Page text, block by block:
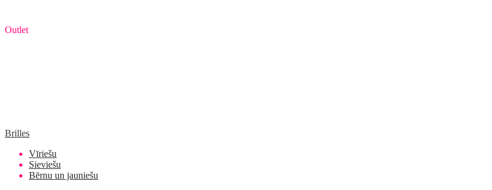
Outlet
Brilles
Vīriešu
Sieviešu
Bērnu un jauniešu